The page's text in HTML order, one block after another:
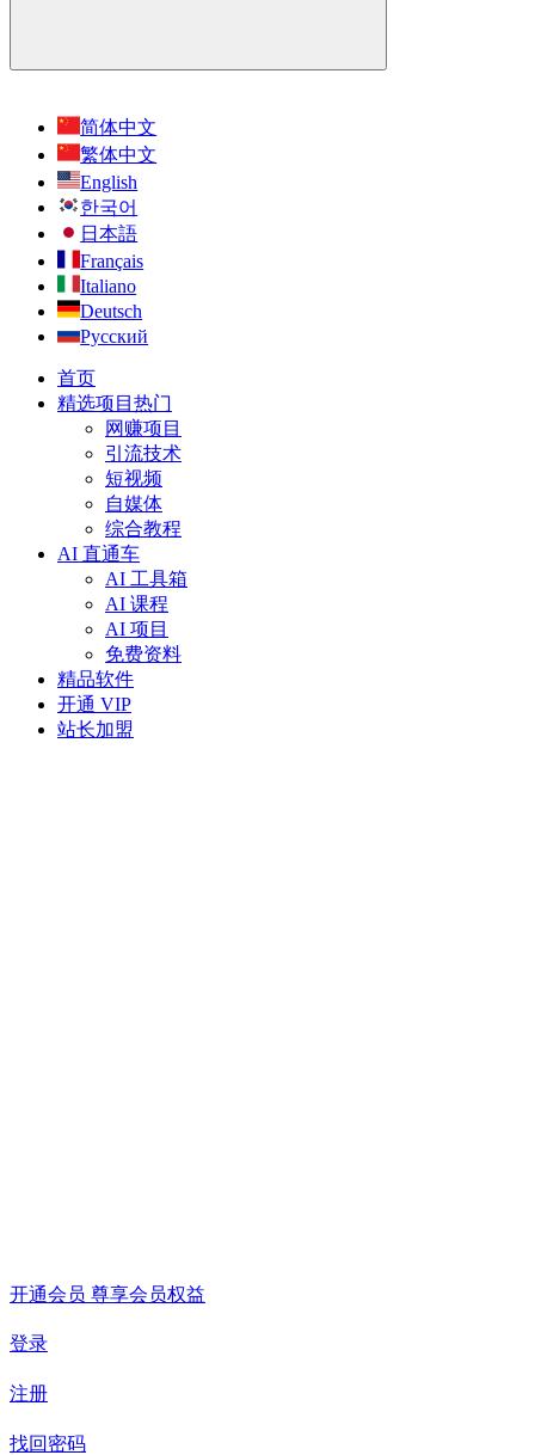
简体中文
繁体中文
English
한국어
日本語
Français
Italiano
Deutsch
Русский
首页
精选项目 热门
网赚项目
引流技术
短视频
自媒体
综合教程
AI 直通车
AI 工具箱
AI 课程
AI 项目
免费资料
精品软件
开通 VIP
站长加盟
开通会员 尊享会员权益
登录
注册
找回密码